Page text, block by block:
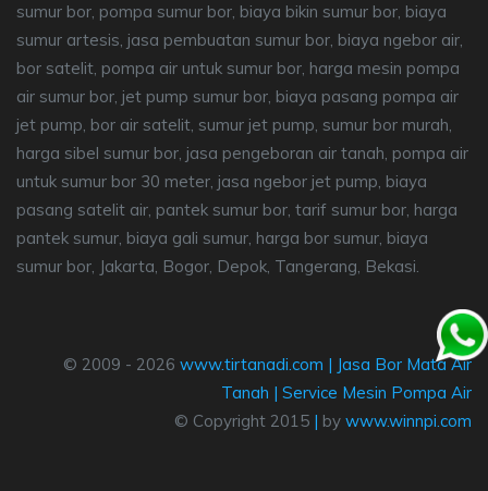
sumur bor, pompa sumur bor, biaya bikin sumur bor, biaya
sumur artesis, jasa pembuatan sumur bor, biaya ngebor air,
bor satelit, pompa air untuk sumur bor, harga mesin pompa
air sumur bor, jet pump sumur bor, biaya pasang pompa air
jet pump, bor air satelit, sumur jet pump, sumur bor murah,
harga sibel sumur bor, jasa pengeboran air tanah, pompa air
untuk sumur bor 30 meter, jasa ngebor jet pump, biaya
pasang satelit air, pantek sumur bor, tarif sumur bor, harga
pantek sumur, biaya gali sumur, harga bor sumur, biaya
sumur bor, Jakarta, Bogor, Depok, Tangerang, Bekasi.
© 2009 - 2026 www.tirtanadi.com | Jasa Bor Mata Air
Tanah | Service Mesin Pompa Air
© Copyright 2015 | by www.winnpi.com